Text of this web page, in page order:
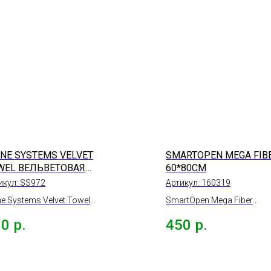
SYSTEMS VELVET
ВЕЛЬВЕТОВАЯ
БЕЗ
SS972
Systems Velvet Towel
40*40см
р.
SMARTOPEN MEGA
60*80СМ
Артикул: 160319
SmartOpen Mega Fiber
сушки автомобиля,
450 р.